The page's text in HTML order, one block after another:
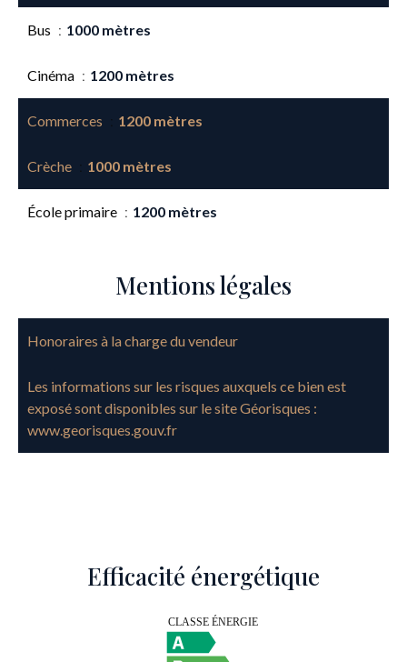
Bus 1000 mètres
Cinéma 1200 mètres
Commerces 1200 mètres
Crèche 1000 mètres
École primaire 1200 mètres
Mentions légales
Honoraires à la charge du vendeur
Les informations sur les risques auxquels ce bien est
exposé sont disponibles sur le site Géorisques :
www.georisques.gouv.fr
Efficacité énergétique